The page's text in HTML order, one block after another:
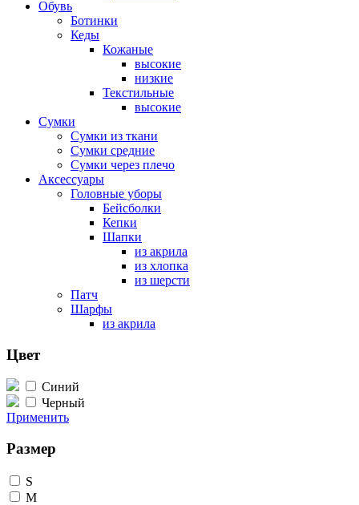
Обувь
Ботинки
Кеды
Кожаные
высокие
низкие
Текстильные
высокие
Сумки
Сумки из ткани
Сумки средние
Сумки через плечо
Аксессуары
Головные уборы
Бейсболки
Кепки
Шапки
из акрила
из хлопка
из шерсти
Патч
Шарфы
из акрила
Цвет
Синий
Черный
Применить
Размер
S
M